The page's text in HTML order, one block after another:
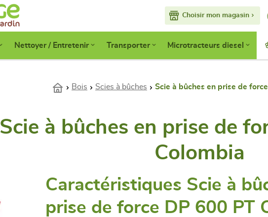
Choisir mon magasin
Nettoyer / Entretenir Transporter Microtracteurs diesel
Bois Scies à bûches Scie à bûches en prise de
Scie à bûches en prise de
Colombia
Caractéristiques Scie à
prise de force DP 600 PT